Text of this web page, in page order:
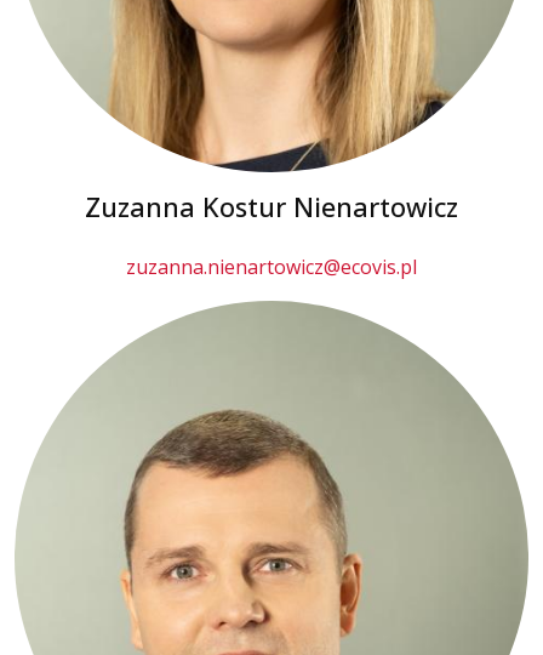
Zuzanna Kostur Nienartowicz
zuzanna.nienartowicz@ecovis.pl